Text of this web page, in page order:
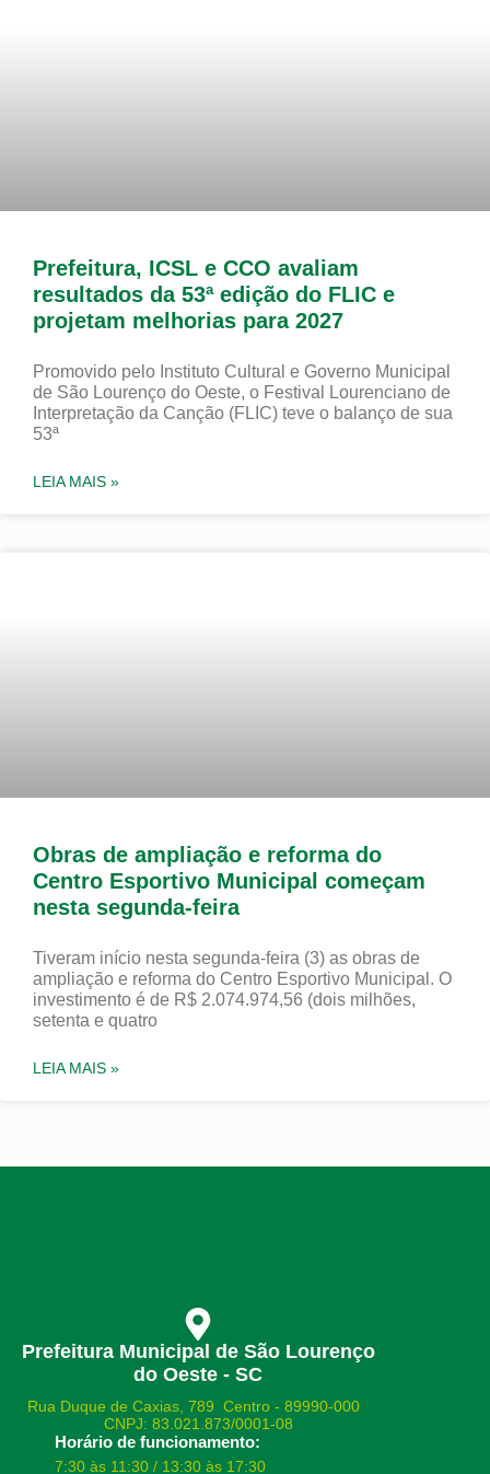
Prefeitura, ICSL e CCO avaliam
resultados da 53ª edição do FLIC e
projetam melhorias para 2027
Promovido pelo Instituto Cultural e Governo Municipal
de São Lourenço do Oeste, o Festival Lourenciano de
Interpretação da Canção (FLIC) teve o balanço de sua
53ª
LEIA MAIS »
Obras de ampliação e reforma do
Centro Esportivo Municipal começam
nesta segunda-feira
Tiveram início nesta segunda-feira (3) as obras de
ampliação e reforma do Centro Esportivo Municipal. O
investimento é de R$ 2.074.974,56 (dois milhões,
setenta e quatro
LEIA MAIS »
Prefeitura Municipal de São Lourenço
do Oeste - SC
Rua Duque de Caxias, 789 Centro - 89990-000
CNPJ: 83.021.873/0001-08
Horário de funcionamento:
7:30 às 11:30 / 13:30 às 17:30